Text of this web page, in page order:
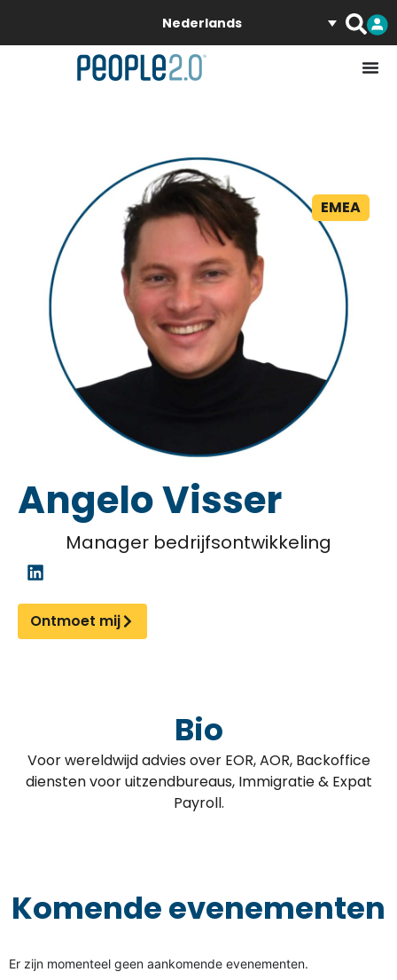
Nederlands
EMEA
Angelo Visser
Manager bedrijfsontwikkeling
Ontmoet mij
Bio
Voor wereldwijd advies over EOR, AOR, Backoffice
diensten voor uitzendbureaus, Immigratie & Expat
Payroll.
Komende evenementen
Er zijn momenteel geen aankomende evenementen.